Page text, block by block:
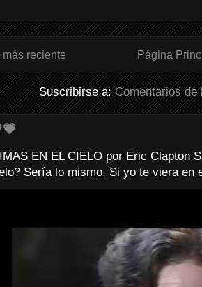
más reciente Página
Suscribirse a:Comentarios de
EN EL CIELO por Eric Clapton
Sería lo mismo, Si yo te viera en